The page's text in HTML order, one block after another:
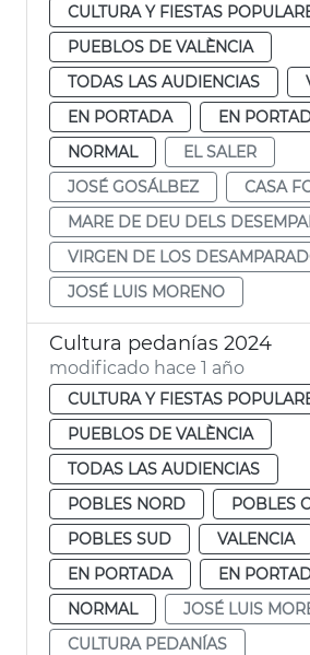
CULTURA Y FIESTAS
PUEBLOS DE VALÈNCIA
TODAS LAS AUDIENCIAS
EN PORTADA
EN
NORMAL
EL SALER
JOSÉ GOSÁLBEZ
CASA
MARE DE DEU DELS
VIRGEN DE LOS
JOSÉ LUIS MORENO
Cultura pedanías 2024
modificado hace 1 año
CULTURA Y FIESTAS
PUEBLOS DE VALÈNCIA
TODAS LAS AUDIENCIAS
POBLES NORD
POBLES
POBLES SUD
VALENCIA
EN PORTADA
EN
NORMAL
JOSÉ LUIS
CULTURA PEDANÍAS